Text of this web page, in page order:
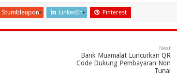
Stumbleupon LinkedIn Pinterest
Next
Bank Muamalat Luncurkan QR
Code Dukung Pembayaran Non
Tunai